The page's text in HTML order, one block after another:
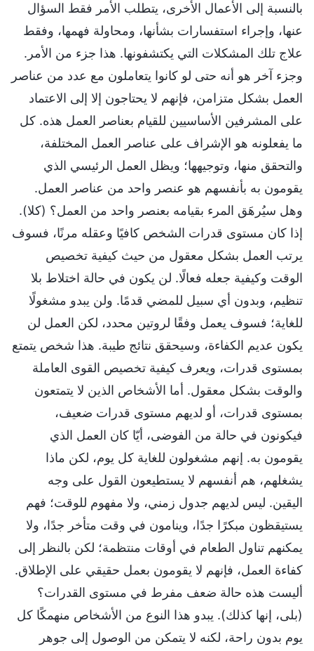
بالنسبة إلى الأعمال الأخرى، يتطلب الأمر فقط السؤال
عنها، وإجراء استفسارات بشأنها، ومحاولة فهمها، وفقط
علاج تلك المشكلات التي يكتشفونها. هذا جزء من الأمر.
وجزء آخر هو أنه حتى لو كانوا يتعاملون مع عدد من عناصر
العمل بشكل متزامن، فإنهم لا يحتاجون إلا إلى الاعتماد
على المشرفين الأساسيين للقيام بعناصر العمل هذه. كل
ما يفعلونه هو الإشراف على عناصر العمل المختلفة،
والتحقق منها، وتوجيهها؛ ويظل العمل الرئيسي الذي
يقومون به بأنفسهم هو عنصر واحد من عناصر العمل.
وهل سيُرهَق المرء بقيامه بعنصر واحد من العمل؟ (كلا).
إذا كان مستوى قدرات الشخص كافيًا وعقله مرنًا، فسوف
يرتب العمل بشكل معقول من حيث كيفية تخصيص
الوقت وكيفية جعله فعالًا. لن يكون في حالة اختلاط بلا
تنظيم، وبدون أي سبيل للمضي قدمًا. ولن يبدو مشغولًا
للغاية؛ فسوف يعمل وفقًا لروتين محدد، لكن العمل لن
يكون عديم الكفاءة، وسيحقق نتائج طيبة. هذا شخص يتمتع
بمستوى قدرات، ويعرف كيفية تخصيص القوى العاملة
والوقت بشكل معقول. أما الأشخاص الذين لا يتمتعون
بمستوى قدرات، أو لديهم مستوى قدرات ضعيف،
فيكونون في حالة من الفوضى، أيّا كان العمل الذي
يقومون به. إنهم مشغولون للغاية كل يوم، لكن ماذا
يشغلهم، هم أنفسهم لا يستطيعون القول على وجه
اليقين. ليس لديهم جدول زمني، ولا مفهوم للوقت؛ فهم
يستيقظون مبكرًا جدًا، وينامون في وقت متأخر جدًا، ولا
يمكنهم تناول الطعام في أوقات منتظمة؛ لكن بالنظر إلى
كفاءة العمل، فإنهم لا يقومون بعمل حقيقي على الإطلاق.
أليست هذه حالة ضعف مفرط في مستوى القدرات؟
(بلى، إنها كذلك). يبدو هذا النوع من الأشخاص منهمكًا كل
يوم بدون راحة، لكنه لا يتمكن من الوصول إلى جوهر